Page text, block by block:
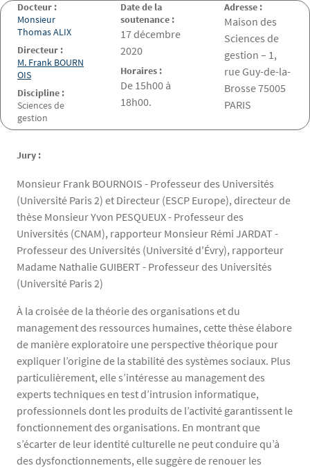
Docteur :
Monsieur
Thomas ALIX
Directeur :
M. Frank BOURN
OIS
Discipline :
Sciences de
gestion
Date de la
soutenance :
Date de la soutenance
17 décembre
2020
Horaires :
De 15h00 à
18h00.
Adresse :
Maison des
Sciences de
gestion – 1,
rue Guy-de-la-
Brosse 75005
PARIS
Jury :
Monsieur Frank BOURNOIS - Professeur des Universités
(Université Paris 2) et Directeur (ESCP Europe), directeur de
thèse Monsieur Yvon PESQUEUX - Professeur des
Universités (CNAM), rapporteur Monsieur Rémi JARDAT -
Professeur des Universités (Université d'Évry), rapporteur
Madame Nathalie GUIBERT - Professeur des Universités
(Université Paris 2)
À la croisée de la théorie des organisations et du
management des ressources humaines, cette thèse élabore
de manière exploratoire une perspective théorique pour
expliquer l’origine de la stabilité des systèmes sociaux. Plus
particulièrement, elle s’intéresse au management des
experts techniques en test d’intrusion informatique,
professionnels dont les produits de l’activité garantissent le
fonctionnement des organisations. En montrant que
s’écarter de leur identité culturelle ne peut conduire qu’à
des dysfonctionnements, elle suggère de renouer les